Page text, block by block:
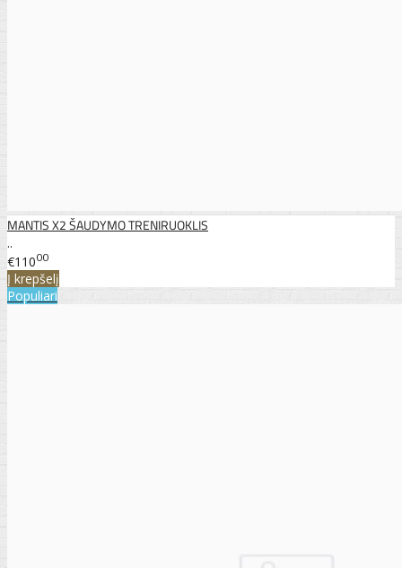
MANTIS X2 ŠAUDYMO TRENIRUOKLIS
..
€11000
Į krepšelį
Populiari